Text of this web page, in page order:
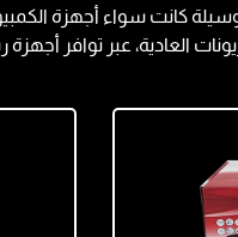
كانت سواء أجهزة
العادية، عبر توافر